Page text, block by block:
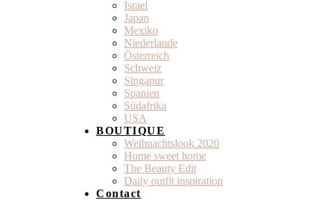
Israel
Japan
Mexiko
Niederlande
Österreich
Schweiz
Singapur
Spanien
Südafrika
USA
BOUTIQUE
Weihnachtslook 2020
Home sweet home
The Beauty Edit
Daily outfit inspiration
Contact